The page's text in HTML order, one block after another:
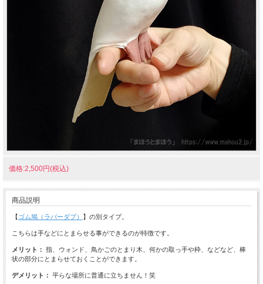
価格:2,500円(税込)
商品説明
【ゴム鳩（ラバーダブ） 】の別タイプ。
こちらは手などにとまらせる事ができるのが特徴です。
メリット： 指、ウォンド、鳥かごのとまり木、何かの取っ手や枠、などなど、棒
状の部分にとまらせておくことができます。
デメリット： 平らな場所に普通に立ちません！笑